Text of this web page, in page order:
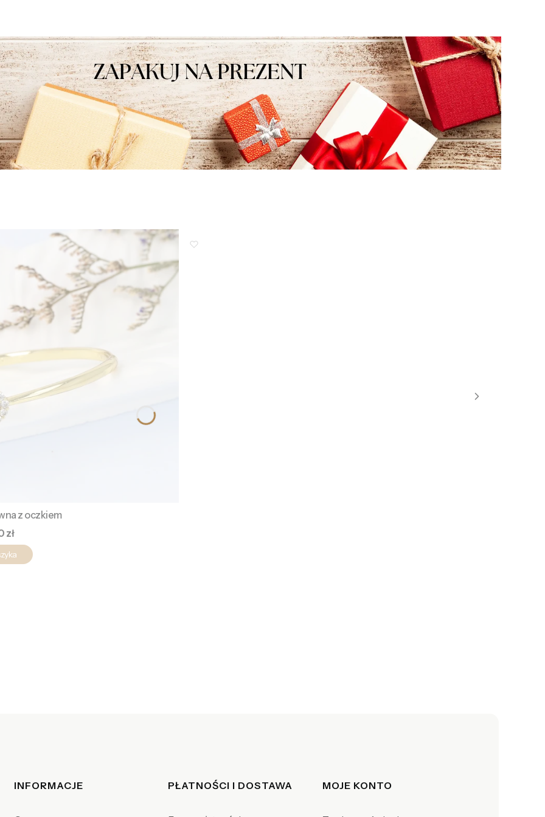
z oczkiem
zł
Linki w stopce
INFORMACJE PŁATNOŚCI I DOSTAWA MOJE KONTO